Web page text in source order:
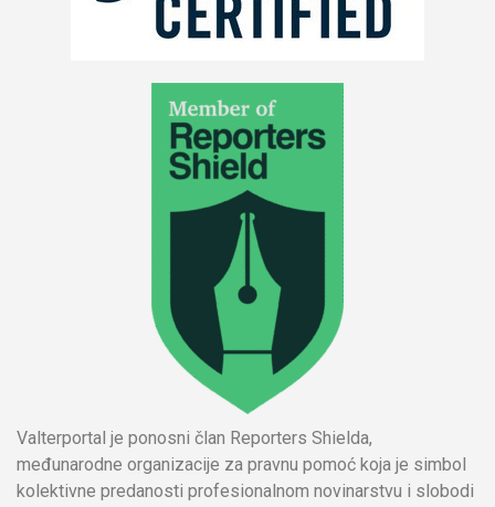
Valterportal je ponosni član Reporters Shielda,
međunarodne organizacije za pravnu pomoć koja je simbol
kolektivne predanosti profesionalnom novinarstvu i slobodi